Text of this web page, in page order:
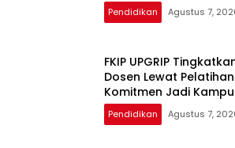
Pendidikan Agustus 7,
FKIP UPGRIP
Dosen Lewat
Komitmen Jadi
Digital
Pendidikan Agustus 7,